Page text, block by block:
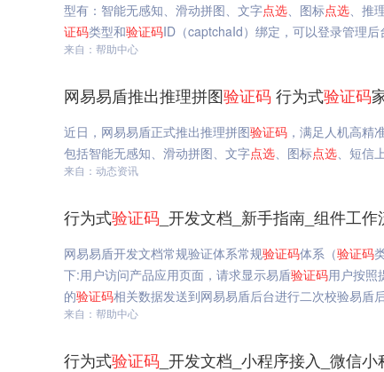
型有：智能无感知、滑动拼图、文字点选、图标点选、推
证码类型和验证码ID（captchaId）绑定，可以登录管理后
来自：帮助中心
网易易盾推出推理拼图验证码 行为式验证码
近日，网易易盾正式推出推理拼图验证码 ，满足人机高精
包括智能无感知、滑动拼图、文字点选、图标点选、短信
来自：动态资讯
行为式验证码 _开发文档_新手指南_组件工
网易易盾开发文档常规验证体系常规验证码体系（验证码
下:用户访问产品应用页面，请求显示易盾验证码用户按照
的验证码相关数据发送到网易易盾后台进行二次校验易盾
来自：帮助中心
行为式验证码 _开发文档_小程序接入_微信